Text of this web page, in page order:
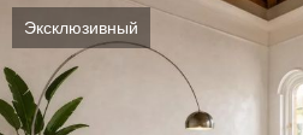
Эксклюзивный